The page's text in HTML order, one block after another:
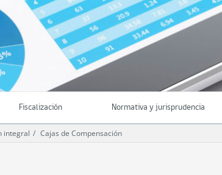
Fiscalización Normativa y jurisprudencia
integral Cajas de Compensación